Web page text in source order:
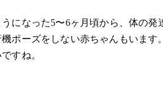
になった5〜6ヶ月頃から、体の発
ポーズをしない赤ちゃんもいます
すね。